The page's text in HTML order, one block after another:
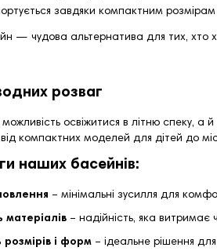
завдяки компактним розмірам
— чудова альтернатива для тих, хто
розваг
освіжитися в літню спеку, а
компактних моделей для дітей до
наших басейнів:
– мінімальні зусилля для
матеріалів – надійність, яка витримає
розмірів і форм – ідеальне рішення для